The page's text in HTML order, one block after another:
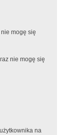
mogę się
nie mogę się
na